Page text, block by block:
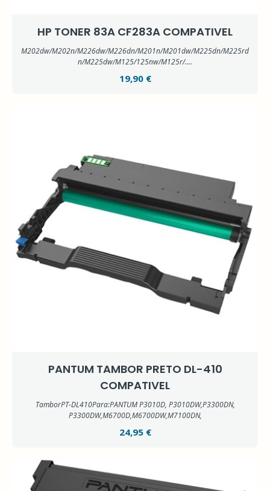
HP TONER 83A CF283A COMPATIVEL
M202dw/M202n/M226dw/M226dn/M201n/M201dw/M225dn/M225rd
n/M225dw/M125/125nw/M125r/....
19,90 €
PANTUM TAMBOR PRETO DL-410
COMPATIVEL
TamborPT-DL410Para:PANTUM P3010D, P3010DW,P3300DN,
P3300DW,M6700D,M6700DW,M7100DN,
24,95 €